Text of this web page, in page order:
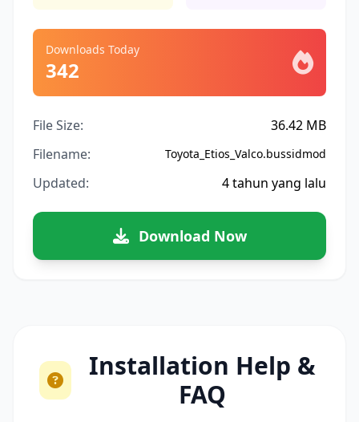
Downloads Today
342
File Size:
36.42 MB
Filename:
Toyota_Etios_Valco.bussidmod
Updated: 4 tahun yang lalu
Download Now
Installation Help &
FAQ